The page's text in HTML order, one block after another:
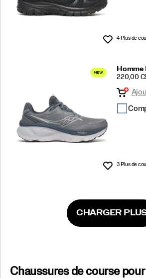
Liste de
4 Plus de
Homme
PRICE
220,00
Liste de
3 Plus de
CHARGER
Chaussures de course